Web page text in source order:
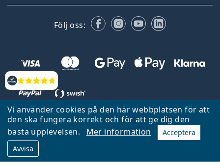
Vi använder cookies på den här webbplatsen för att
den ska fungera korrekt och för att ge dig den
bästa upplevelsen.
Mer information
Acceptera
Avvisa
Recensioner
Följ oss: FacebookInstagram
YouTubeLinkedIn
Tillbaka till startsidan
Gå upp
Lentiamo.se ägs och drivs av Lentiamo s.r.o., Tjeckien